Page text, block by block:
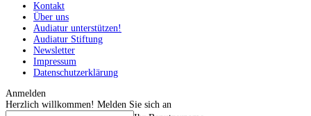
Kontakt
Über uns
Audiatur unterstützen!
Audiatur Stiftung
Newsletter
Impressum
Datenschutzerklärung
Anmelden
Herzlich willkommen! Melden Sie sich an